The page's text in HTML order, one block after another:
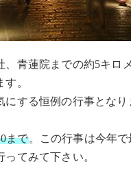
青蓮院までの約5キロ
。
にする恒例の行事とな
まで。この行事は今年で
てみて下さい。